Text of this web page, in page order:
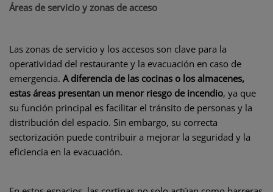
Áreas de servicio y zonas de acceso
Las zonas de servicio y los accesos son clave para la
operatividad del restaurante y la evacuación en caso de
emergencia. A diferencia de las cocinas o los almacenes,
estas áreas presentan un menor riesgo de incendio, ya que
su función principal es facilitar el tránsito de personas y la
distribución del espacio. Sin embargo, su correcta
sectorización puede contribuir a mejorar la seguridad y la
eficiencia en la evacuación.